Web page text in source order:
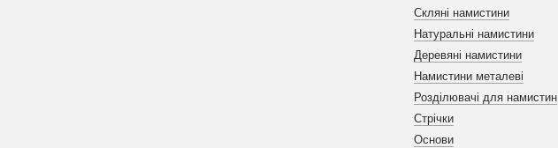
Скляні намистини
Натуральні намистини
Деревяні намистини
Намистини металеві
Розділювачі для намистин
Стрічки
Основи